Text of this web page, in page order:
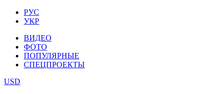
РУС
УКР
ВИДЕО
ФОТО
ПОПУЛЯРНЫЕ
СПЕЦПРОЕКТЫ
USD